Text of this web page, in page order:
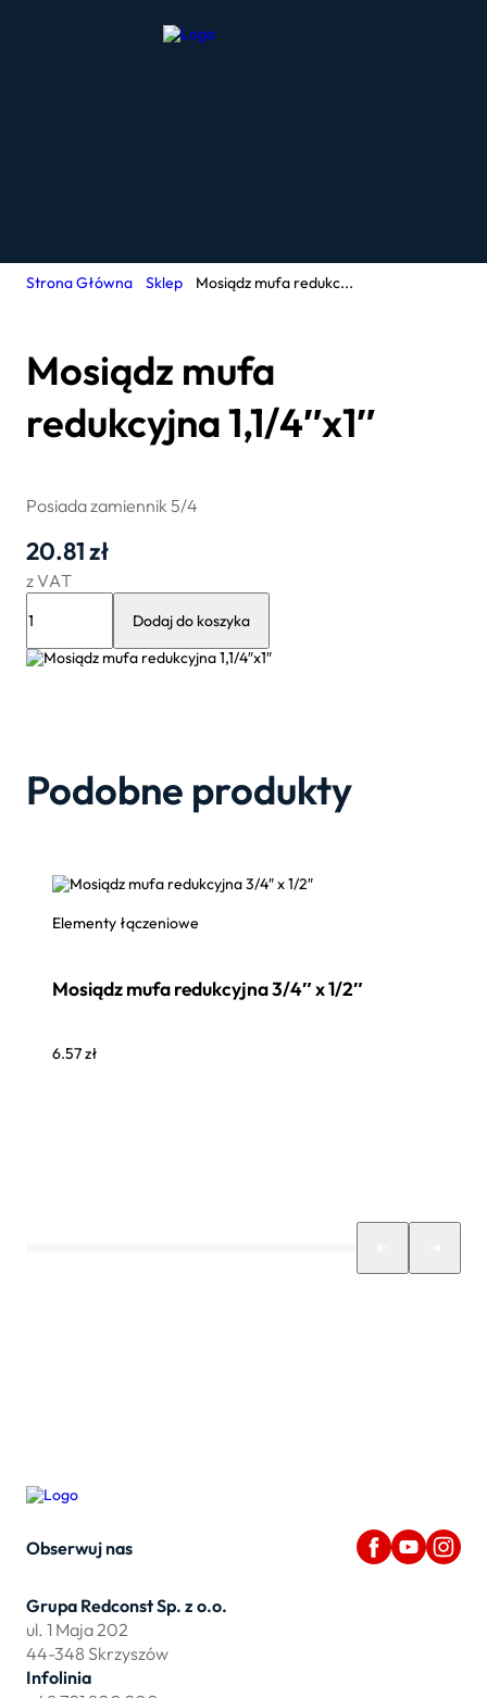
Strona Główna Sklep Mosiądz mufa redukc...
Mosiądz mufa
redukcyjna 1,1/4″x1″
Posiada zamiennik 5/4
20.81zł
z VAT
Mosiądz
redukcyjna
1,1/4″x1″
Dodaj do koszyka
Podobne produkty
Elementy łączeniowe
Mosiądz mufa redukcyjna 3/4″ x 1/2″
6.57zł
Obserwuj nas
Grupa Redconst Sp. z o.o.
ul. 1 Maja 202
44-348 Skrzyszów
Infolinia